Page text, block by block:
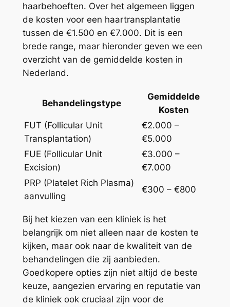
haarbehoeften. Over het algemeen liggen
de kosten voor een haartransplantatie
tussen de €1.500 en €7.000. Dit is een
brede range, maar hieronder geven we een
overzicht van de gemiddelde kosten in
Nederland.
Behandelingstype
Gemiddelde
Kosten
FUT (Follicular Unit
Transplantation)
€2.000 –
€5.000
FUE (Follicular Unit
Excision)
€3.000 –
€7.000
PRP (Platelet Rich Plasma)
aanvulling
€300 – €800
Bij het kiezen van een kliniek is het
belangrijk om niet alleen naar de kosten te
kijken, maar ook naar de kwaliteit van de
behandelingen die zij aanbieden.
Goedkopere opties zijn niet altijd de beste
keuze, aangezien ervaring en reputatie van
de kliniek ook cruciaal zijn voor de